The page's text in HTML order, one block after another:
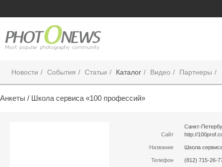
Новости События Статьи Каталог Видео Партнеры
Анкеты / Школа сервиса «100 профессий»
Санкт-
Сайт
http://
Название Школа
Телефон (812) 715-26-